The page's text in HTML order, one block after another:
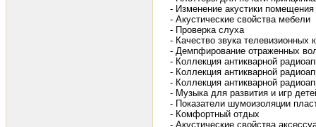
- Изменение акустики помещения
- Акустические свойства мебели
- Проверка слуха
- Качество звука телевизионных
- Демпфирование отраженных
- Коллекция антикварной
- Коллекция антикварной
- Коллекция антикварной
- Музыка для развития и игр
- Показатели шумоизоляции
- Комфортный отдых
- Акустические свойства